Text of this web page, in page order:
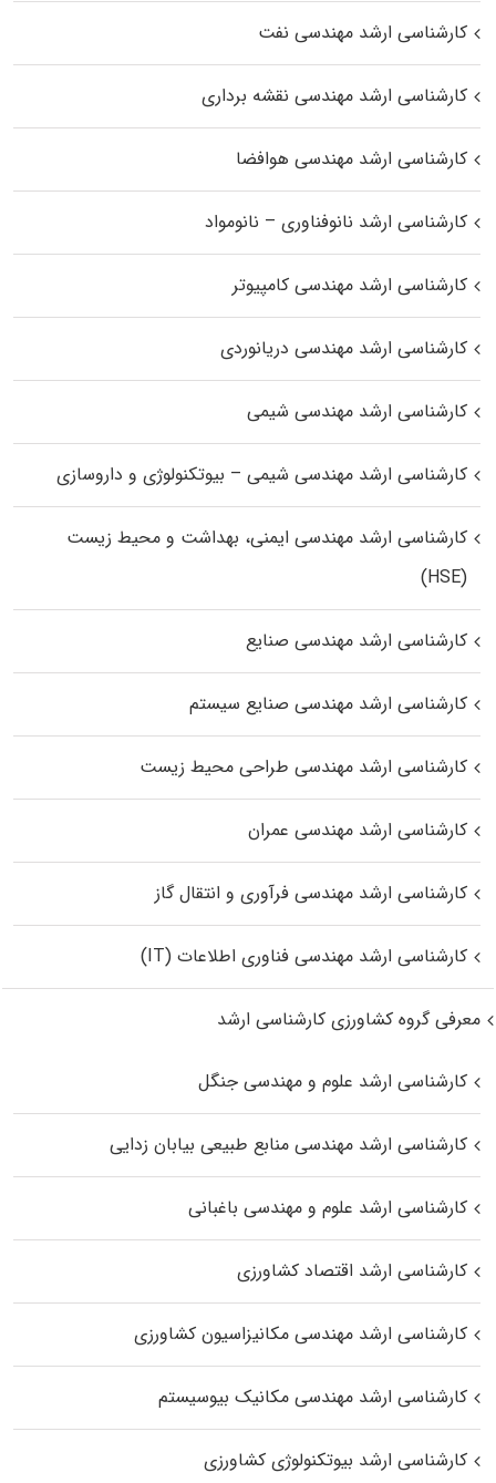
کارشناسی ارشد مهندسی نفت
کارشناسی ارشد مهندسی نقشه برداری
کارشناسی ارشد مهندسی هوافضا
کارشناسی ارشد نانوفناوری – نانومواد
کارشناسی ارشد مهندسی کامپیوتر
کارشناسی ارشد مهندسی دریانوردی
کارشناسی ارشد مهندسی شیمی
کارشناسی ارشد مهندسی شیمی – بیوتکنولوژی و داروسازی
کارشناسی ارشد مهندسی ایمنی، بهداشت و محیط زیست
(HSE)
کارشناسی ارشد مهندسی صنایع
کارشناسی ارشد مهندسی صنایع سیستم
کارشناسی ارشد مهندسی طراحی محیط زیست
کارشناسی ارشد مهندسی عمران
کارشناسی ارشد مهندسی فرآوری و انتقال گاز
کارشناسی ارشد مهندسی فناوری اطلاعات (IT)
معرفی گروه کشاورزی کارشناسی ارشد
کارشناسی ارشد علوم و مهندسی جنگل
کارشناسی ارشد مهندسی منابع طبیعی بیابان زدایی
کارشناسی ارشد علوم و مهندسی باغبانی
کارشناسی ارشد اقتصاد کشاورزی
کارشناسی ارشد مهندسی مکانیزاسیون کشاورزی
کارشناسی ارشد مهندسی مکانیک بیوسیستم
کارشناسی ارشد بیوتکنولوژی کشاورزی